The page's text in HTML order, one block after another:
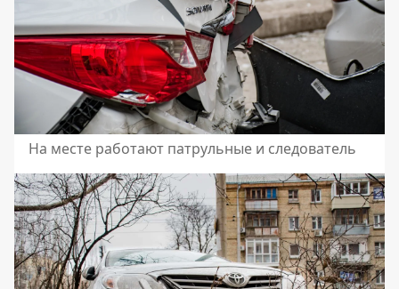
На месте работают патрульные и следователь